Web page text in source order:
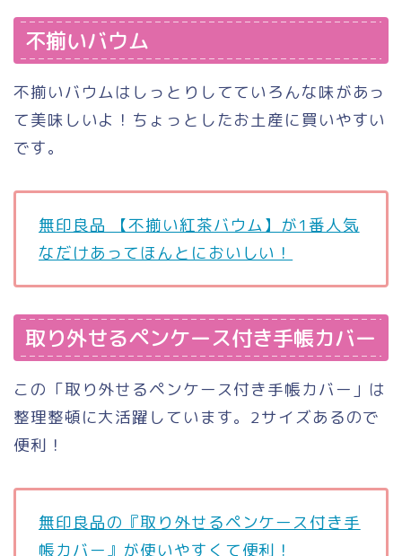
不揃いバウム
不揃いバウムはしっとりしてていろんな味があっ
て美味しいよ！ちょっとしたお土産に買いやすい
です。
無印良品 【不揃い紅茶バウム】が1番人気
なだけあってほんとにおいしい！
取り外せるペンケース付き手帳カバー
この「取り外せるペンケース付き手帳カバー」は
整理整頓に大活躍しています。2サイズあるので
便利！
無印良品の『取り外せるペンケース付き手
帳カバー』が使いやすくて便利！